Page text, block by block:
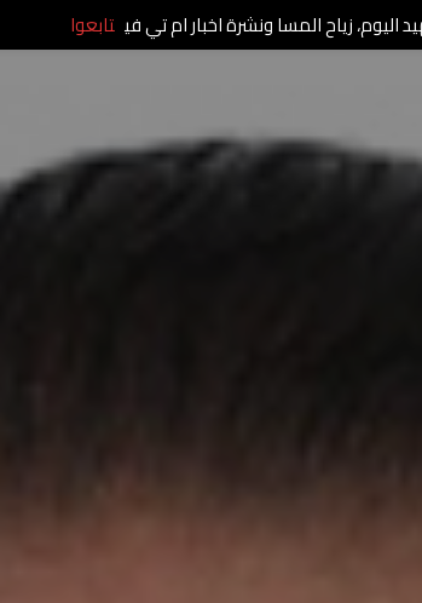
اليوم، زياح المسا ونشرة اخبار ام تي في تابعوا